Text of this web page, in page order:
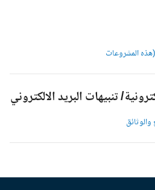
المشروعات
تنبيهات البريد الالكتروني